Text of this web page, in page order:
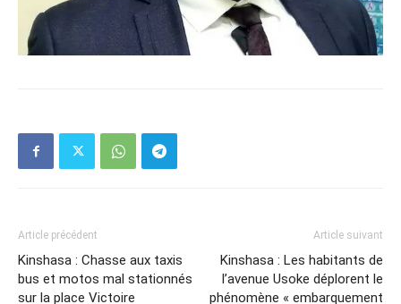
Article précédent
Kinshasa : Chasse aux taxis
bus et motos mal stationnés
sur la place Victoire
Article suivant
Kinshasa : Les habitants de
l’avenue Usoke déplorent le
phénomène « embarquement